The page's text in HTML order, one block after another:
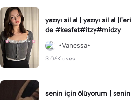
yazıyı sil al | yazıyı sil al |Feri
de #kesfet#itzy#midzy
•Vanessa•
3.06K uses.
senin için ölüyorum | senin